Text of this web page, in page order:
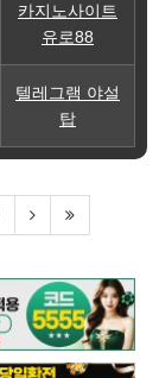
카지노사이트
유로88
텔레그램 야설
탑